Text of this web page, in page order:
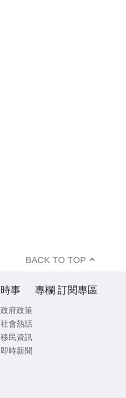
BACK TO TOP
時事
政府政策
社會熱話
移民資訊
即時新聞
專欄 訂閱專區